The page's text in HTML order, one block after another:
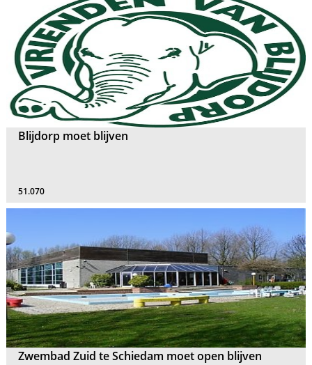
Blijdorp moet blijven
51.070
Zwembad Zuid te Schiedam moet open blijven